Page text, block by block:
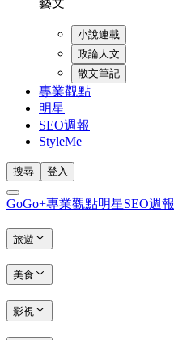
藝文
小說連載
政論人文
散文筆記
專業觀點
明星
SEO週報
StyleMe
搜尋 登入
GoGo+專業觀點明星SEO週報
旅遊
美食
影視